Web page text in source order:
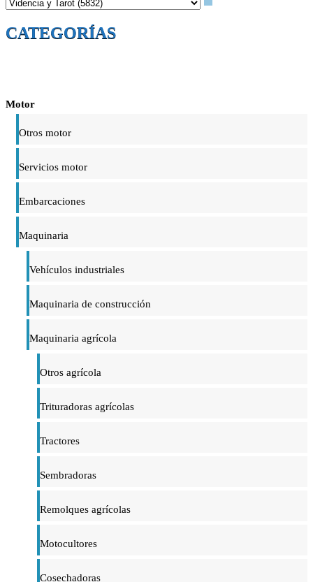
CATEGORÍAS
Motor
Otros motor
Servicios motor
Embarcaciones
Maquinaria
Vehículos industriales
Maquinaria de construcción
Maquinaria agrícola
Otros agrícola
Trituradoras agrícolas
Tractores
Sembradoras
Remolques agrícolas
Motocultores
Cosechadoras